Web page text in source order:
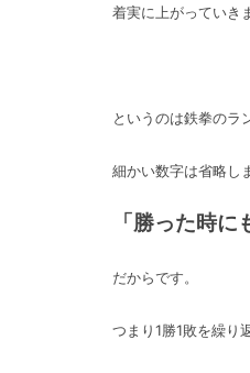
着実に上がっていき
というのは鉄拳のラ
細かい数字は省略し
「勝った時
だからです。
つまり1勝1敗を繰り